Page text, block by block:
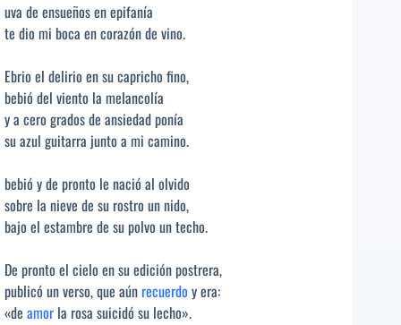
uva de ensueños en epifanía
te dio mi boca en corazón de vino.
Ebrio el delirio en su capricho fino,
bebió del viento la melancolía
y a cero grados de ansiedad ponía
su azul guitarra junto a mi camino.
bebió y de pronto le nació al olvido
sobre la nieve de su rostro un nido,
bajo el estambre de su polvo un techo.
De pronto el cielo en su edición postrera,
publicó un verso, que aún recuerdo y era:
«de amor la rosa suicidó su lecho».